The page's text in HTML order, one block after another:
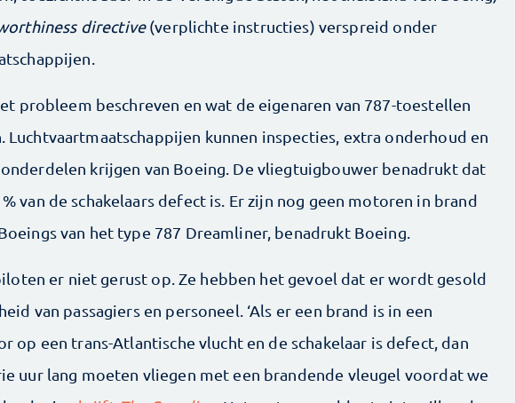
directive(verplichte instructies) verspreid onder
probleem beschreven en wat de eigenaren van 787-toestellen
Luchtvaartmaatschappijen kunnen inspecties, extra onderhoud en
krijgen van Boeing. De vliegtuigbouwer benadrukt dat
van de schakelaars defect is. Er zijn nog geen motoren in brand
van het type 787 Dreamliner, benadrukt Boeing.
er niet gerust op. Ze hebben het gevoel dat er wordt gesold
van passagiers en personeel. ‘Als er een brand is in een
op een trans-Atlantische vlucht en de schakelaar is defect, dan
uur lang moeten vliegen met een brandende vleugel voordat we